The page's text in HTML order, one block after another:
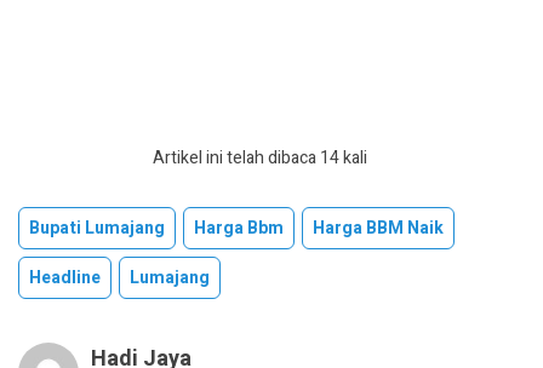
Artikel ini telah dibaca 14 kali
Bupati Lumajang Harga Bbm
Harga BBM Naik
Headline
Lumajang
Hadi Jaya